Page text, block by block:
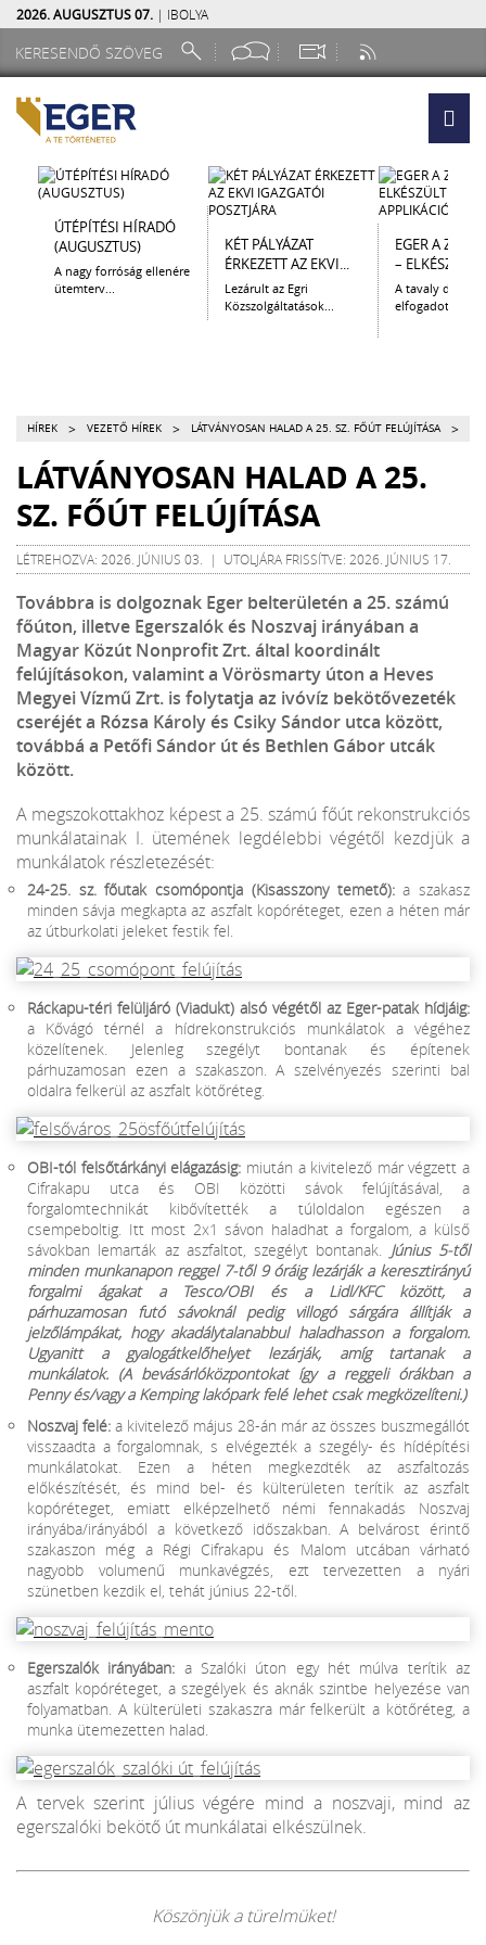
2026. AUGUSZTUS 07. | IBOLYA
ÚTÉPÍTÉSI HÍRADÓ
(AUGUSZTUS)
A nagy forróság ellenére
ütemterv...
KÉT PÁLYÁZAT
ÉRKEZETT AZ EKVI...
Lezárult az Egri
Közszolgáltatások...
EGER A
– ELKÉSZÜLT
A tavaly
elfogadott
HÍREK > VEZETŐ HÍREK > LÁTVÁNYOSAN HALAD A 25. SZ. FŐÚT FELÚJÍTÁSA >
LÁTVÁNYOSAN HALAD A 25.
SZ. FŐÚT FELÚJÍTÁSA
LÉTREHOZVA: 2026. JÚNIUS 03. | UTOLJÁRA FRISSÍTVE: 2026. JÚNIUS 17.
Továbbra is dolgoznak Eger belterületén a 25. számú
főúton, illetve Egerszalók és Noszvaj irányában a
Magyar Közút Nonprofit Zrt. által koordinált
felújításokon, valamint a Vörösmarty úton a Heves
Megyei Vízmű Zrt. is folytatja az ivóvíz bekötővezeték
cseréjét a Rózsa Károly és Csiky Sándor utca között,
továbbá a Petőfi Sándor út és Bethlen Gábor utcák
között.
A megszokottakhoz képest a 25. számú főút rekonstrukciós
munkálatainak I. ütemének legdélebbi végétől kezdjük a
munkálatok részletezését:
24-25. sz. főutak csomópontja (Kisasszony temető):a szakasz
minden sávja megkapta az aszfalt kopóréteget, ezen a héten már
az útburkolati jeleket festik fel.
Ráckapu-téri felüljáró (Viadukt) alsó végétől az Eger-patak hídjáig:
a Kővágó térnél a hídrekonstrukciós munkálatok a végéhez
közelítenek. Jelenleg szegélyt bontanak és építenek
párhuzamosan ezen a szakaszon. A szelvényezés szerinti bal
oldalra felkerül az aszfalt kötőréteg.
OBI-tól felsőtárkányi elágazásig: miután a kivitelező már végzett a
Cifrakapu utca és OBI közötti sávok felújításával, a
forgalomtechnikát kibővítették a túloldalon egészen a
csempeboltig. Itt most 2x1 sávon haladhat a forgalom, a külső
sávokban lemarták az aszfaltot, szegélyt bontanak.
Június 5-től
minden munkanapon reggel 7-től 9 óráig lezárják a keresztirányú
forgalmi ágakat a Tesco/OBI és a Lidl/KFC között, a
párhuzamosan futó sávoknál pedig villogó sárgára állítják a
jelzőlámpákat, hogy akadálytalanabbul haladhasson a forgalom.
Ugyanitt a gyalogátkelőhelyet lezárják, amíg tartanak a
munkálatok. (A bevásárlóközpontokat így a reggeli órákban a
Penny és/vagy a Kemping lakópark felé lehet csak megközelíteni.)
Noszvaj felé: a kivitelező május 28-án már az összes buszmegállót
visszaadta a forgalomnak, s elvégezték a szegély- és hídépítési
munkálatokat. Ezen a héten megkezdték az aszfaltozás
előkészítését, és mind bel- és külterületen terítik az aszfalt
kopóréteget, emiatt elképzelhető némi fennakadás Noszvaj
irányába/irányából a következő időszakban. A belvárost érintő
szakaszon még a Régi Cifrakapu és Malom utcában várható
nagyobb volumenű munkavégzés, ezt tervezetten a nyári
szünetben kezdik el, tehát június 22-től.
Egerszalók irányában: a Szalóki úton egy hét múlva terítik az
aszfalt kopóréteget, a szegélyek és aknák szintbe helyezése van
folyamatban. A külterületi szakaszra már felkerült a kötőréteg, a
munka ütemezetten halad.
A tervek szerint július végére mind a noszvaji, mind az
egerszalóki bekötő út munkálatai elkészülnek.
Köszönjük a türelmüket!